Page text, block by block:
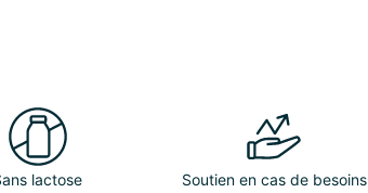
lactose
Soutien en cas de besoins